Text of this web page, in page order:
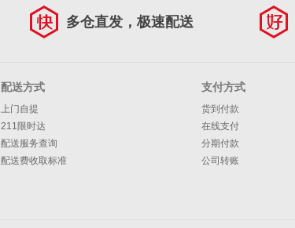
多仓直发，极速配送
配送方式
上门自提
211限时达
配送服务查询
配送费收取标准
支付方式
货到付款
在线支付
分期付款
公司转账